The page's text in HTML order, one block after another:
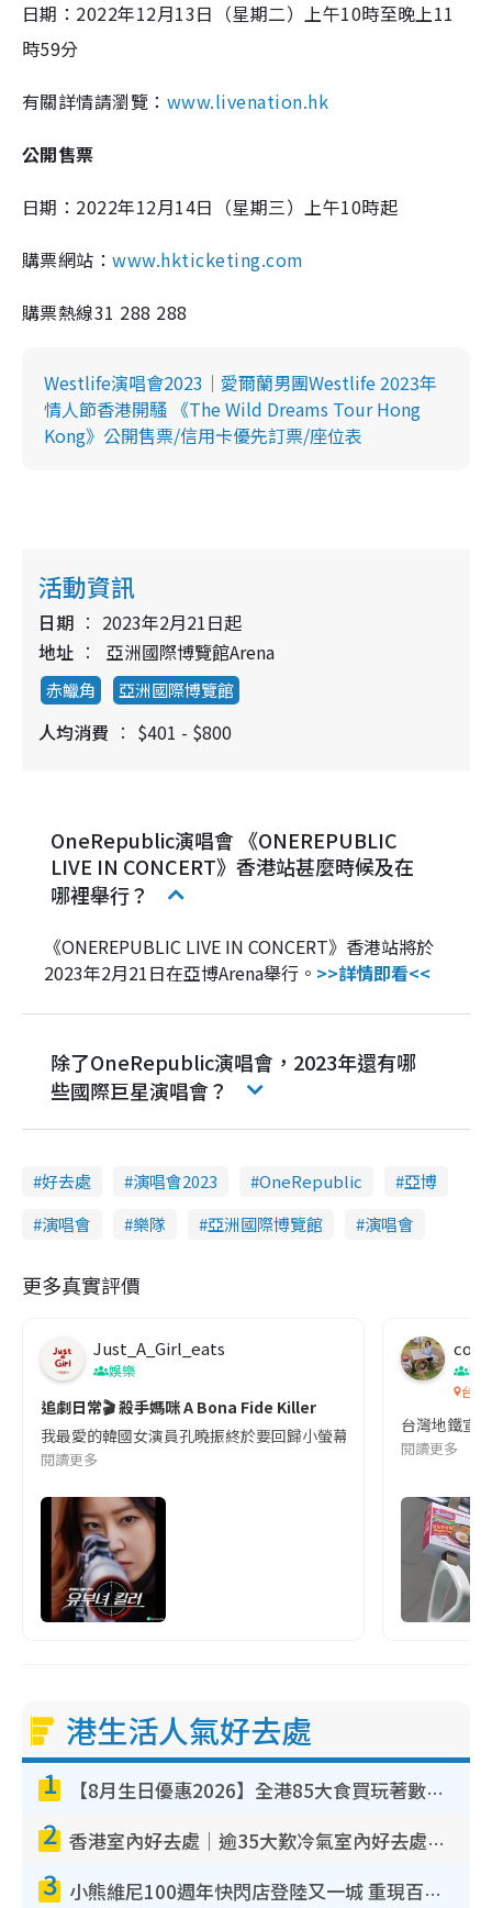
日期：2022年12月13日（星期二）上午10時至晚上11
時59分
有關詳情請瀏覽： www.livenation.hk
公開售票
日期：2022年12月14日（星期三）上午10時起
購票網站：www.hkticketing.com
購票熱線31 288 288
Westlife演唱會2023｜愛爾蘭男團Westlife 2023年
情人節香港開騷 《The Wild Dreams Tour Hong
Kong》公開售票/信用卡優先訂票/座位表
活動資訊
日期
2023年2月21日起
地址
亞洲國際博覽館Arena
赤鱲角 亞洲國際博覽館
人均消費 $401 - $800
OneRepublic演唱會 《ONEREPUBLIC
LIVE IN CONCERT》香港站甚麼時候及在
哪裡舉行？
《ONEREPUBLIC LIVE IN CONCERT》香港站將於
2023年2月21日在亞博Arena舉行。 >>詳情即看<<
除了OneRepublic演唱會，2023年還有哪
些國際巨星演唱會？
好去處 演唱會2023 OneRepublic
亞博
演唱會
樂隊 亞洲國際博覽館 演唱會
更多真實評價
Just_A_Girl_eats
娛樂
追劇日常🎬 殺手媽咪 A Bona Fide Killer
我最愛的韓國女演員孔曉振終於要回歸小螢幕啦!這次的劇本改編
閱讀更多
co
吹
台灣
台灣地鐵宣
閱讀更多
港生活人氣好去處
1 【8月生日優惠2026】全港85大食買玩著數攻略 自助餐/火鍋放題同行免費＋誠品/DONKI送現金券
2 香港室內好去處｜逾35大歎冷氣室內好去處推介 室內活動免費避雨無懼落雨
3 小熊維尼100週年快閃店登陸又一城 重現百畝森林經典場景／獨家限定盲盒登場／專屬DIY香水